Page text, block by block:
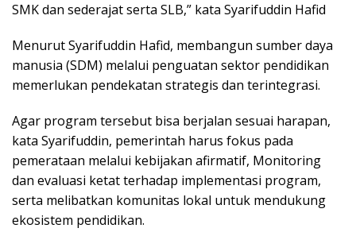
SMK dan sederajat serta SLB,” kata Syarifuddin Hafid
Menurut Syarifuddin Hafid, membangun sumber daya
manusia (SDM) melalui penguatan sektor pendidikan
memerlukan pendekatan strategis dan terintegrasi.
Agar program tersebut bisa berjalan sesuai harapan,
kata Syarifuddin, pemerintah harus fokus pada
pemerataan melalui kebijakan afirmatif, Monitoring
dan evaluasi ketat terhadap implementasi program,
serta melibatkan komunitas lokal untuk mendukung
ekosistem pendidikan.